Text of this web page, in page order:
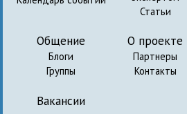
Статьи
Общение
Блоги
Группы
Вакансии
О проекте
Партнеры
Контакты